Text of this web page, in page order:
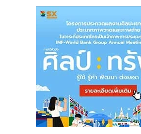
439
เสนอร่าง กม
ปชช.ประกบคว
พิจารณ์ เล็งจั
ประเด็นเห็นต่